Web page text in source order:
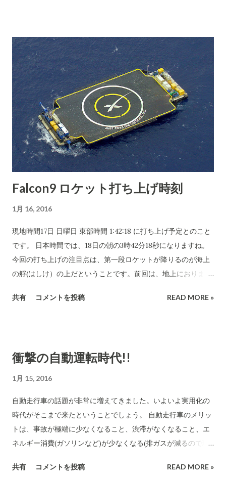
ものなのですから。 今回のマイナンバー制度は、大変に広い範
囲に利用ができる制度設計がなされています。ITの技術を全面
的に活用できるのです。私たちの生活もビジネス世界も数年〜
20年くらいかけて革命的に変化してゆくことになります。 この
あたりに感覚の良い政治家が必要なのです。(このブログでエス
トニアの例を紹介しています。参考にしていただくといいと思
います。検索窓に「エストニア」といれてみてください。） マ
イナンバー制度は危険だから廃止だとか、どうにも時代に逆行
することを唱えているのを聴くとホント呆れ、がっかりしま
す。
Falcon9 ロケット打ち上げ時刻
1月 16, 2016
現地時間17日 日曜日 東部時間 1:42:18 に打ち上げ予定とのこと
です。 日本時間では、18日の朝の3時42分18秒になりますね。
今回の打ち上げの注目点は、第一段ロケットが降りるのが海上
の艀(はしけ）の上だということです。前回は、地上におりまし
場合などはロケットが巨大になります。こういうロケットを回
で第一段ロケットが戻ってくる場所を陸地に設定すると燃料が
海上に下ろすよりたくさん必要になります。これも海上に降ろ
目的としたもので米国の海洋・気象観測機関であるNOAA(ノア)
などが利用するものです。 宇宙に衛星を打ち上げたいと考えて
いる研究機関や大学や企業は大量に存在します。しかし、打ち
上げ費用が高いなどの理由で叶わないのです。 第一段ロケット
ます。打ち上げも頻度高く行うことができるようになります。
共有 コメントを投稿 READ MORE »
衝撃の自動運転時代!!
1月 15, 2016
自動走行車の話題が非常に増えてきました。いよいよ実用化の
時代がそこまで来たということでしょう。 自動走行車のメリッ
トは、事故が極端に少なくなること、渋滞がなくなること、エ
ネルギー消費(ガソリンなど)が少なくなる(排ガスが減るので環
す。事故は人間が運転するから起こります。AI(人工知能)が運
共有 コメントを投稿 READ MORE »